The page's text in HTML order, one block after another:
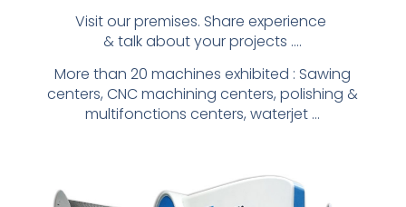
Visit our premises. Share experience
& talk about your projects ….
More than 20 machines exhibited : Sawing
centers, CNC machining centers, polishing &
multifonctions centers, waterjet …